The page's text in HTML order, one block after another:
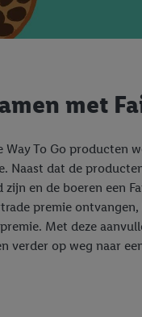
met
Way To Go producten
Naast dat de
zijn en de boeren een
premie
Met deze
verder op weg naar